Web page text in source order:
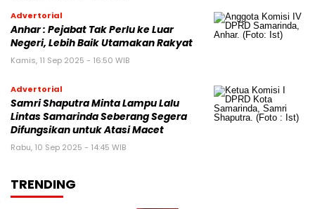
Advertorial
Anhar : Pejabat Tak Perlu ke Luar
Negeri, Lebih Baik Utamakan Rakyat
Kamis, 11 Sep 2025 - 16:50 WIB
Advertorial
Samri Shaputra Minta Lampu Lalu
Lintas Samarinda Seberang Segera
Difungsikan untuk Atasi Macet
Rabu, 10 Sep 2025 - 14:45 WIB
TRENDING